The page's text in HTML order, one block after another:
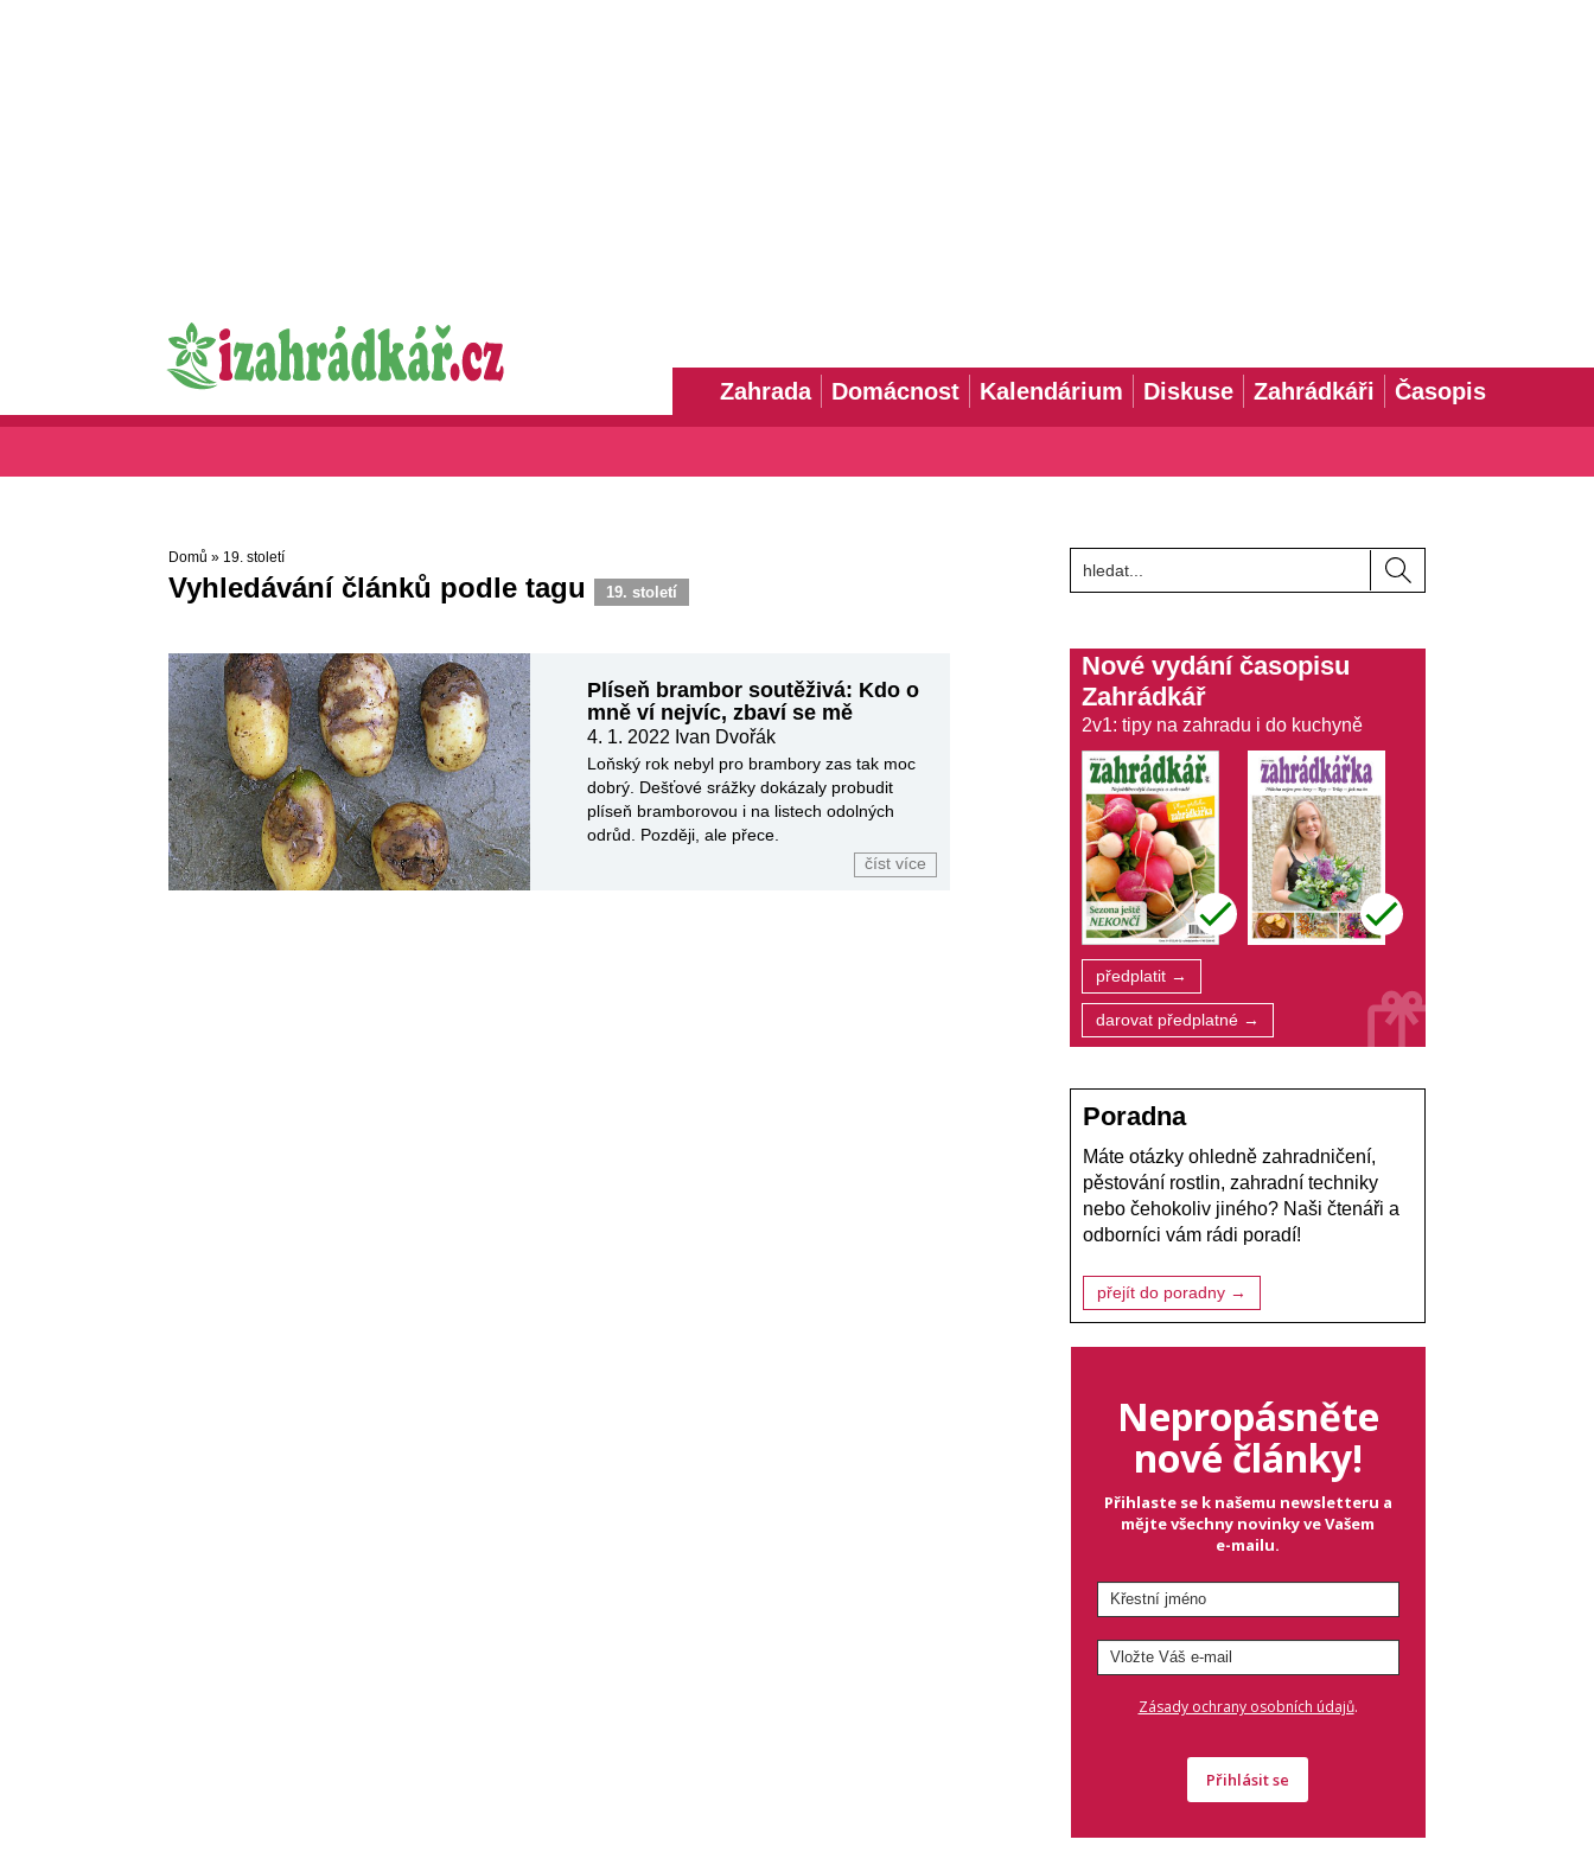
Zahrada Domácnost Kalendárium Diskuse Zahrádkáři Časopis
Domů » 19. století
Vyhledávání článků podle tagu 19. století
Plíseň brambor soutěživá: Kdo o
mně ví nejvíc, zbaví se mě
4. 1. 2022 Ivan Dvořák
Loňský rok nebyl pro brambory zas tak moc
dobrý. Dešťové srážky dokázaly probudit
plíseň bramborovou i na listech odolných
odrůd. Později, ale přece.
číst více
Nové vydání časopisu
Zahrádkář
2v1: tipy na zahradu i do kuchyně
předplatit →
darovat předplatné →
Poradna
Máte otázky ohledně zahradničení,
pěstování rostlin, zahradní techniky
nebo čehokoliv jiného? Naši čtenáři a
odborníci vám rádi poradí!
přejít do poradny →
Nepropásněte
nové články!
Přihlaste se k našemu newsletteru a
mějte všechny novinky ve Vašem
e-mailu.
Zásady ochrany osobních údajů.
Přihlásit se